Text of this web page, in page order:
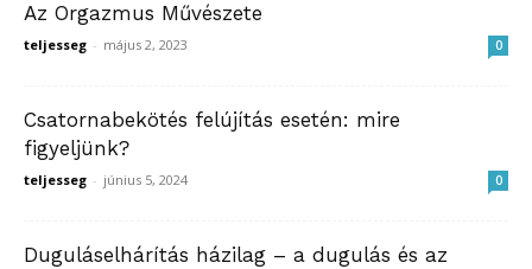
Az Orgazmus Művészete
teljesseg - május 2, 2023 0
Csatornabekötés felújítás esetén: mire
figyeljünk?
teljesseg - június 5, 2024 0
Duguláselhárítás házilag – a dugulás és az